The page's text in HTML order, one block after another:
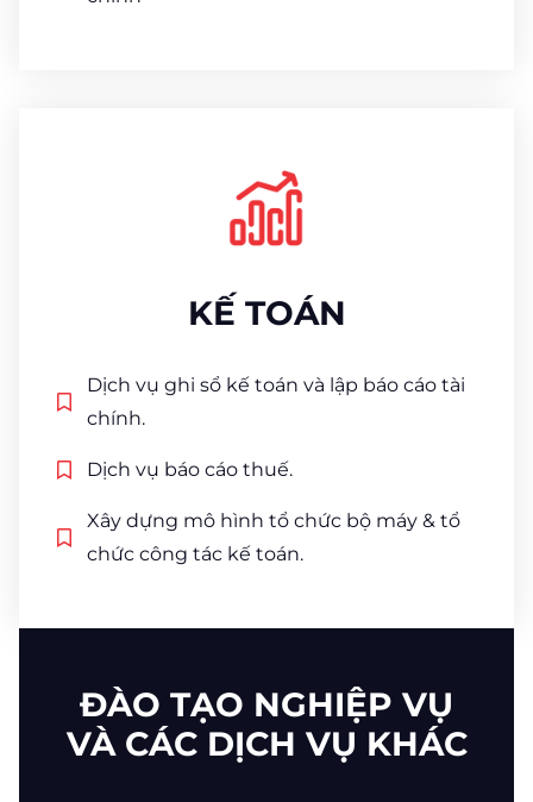
KẾ TOÁN
Dịch vụ ghi sổ kế toán và lập báo cáo tài
chính.
Dịch vụ báo cáo thuế.
Xây dựng mô hình tổ chức bộ máy & tổ
chức công tác kế toán.
ĐÀO TẠO NGHIỆP VỤ
VÀ CÁC DỊCH VỤ KHÁC